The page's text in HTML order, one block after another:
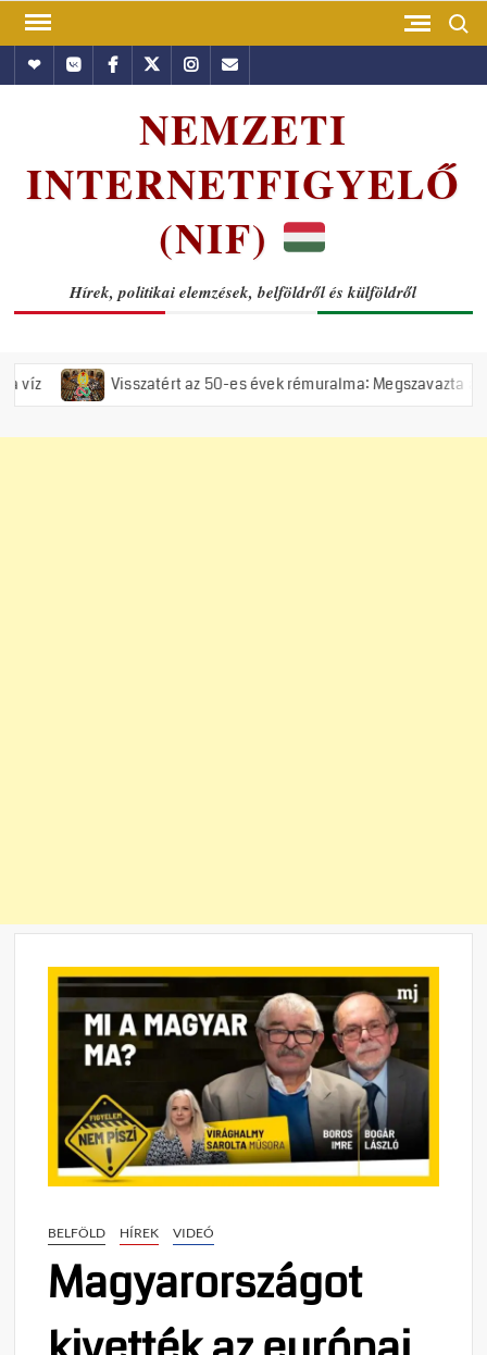
Skip
contentHundubVkontakte
Facebook
TwitterInstagram
Email
NEMZETI
INTERNETFIGYELŐ
(NIF)
Hírek, politikai elemzések, belföldről és külföldről
Visszatért az 50-es évek rémuralma: Megszavazta az
BELFÖLD HÍREK VIDEÓ
Magyarországot